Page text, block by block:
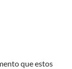
que estos